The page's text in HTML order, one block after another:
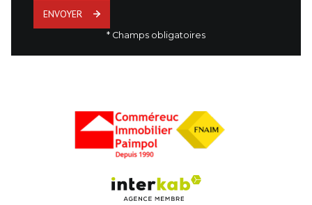
ENVOYER
* Champs obligatoires